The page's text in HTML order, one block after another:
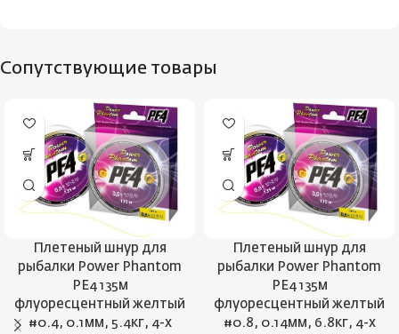
Сопутствующие товары
Плетеный шнур для
рыбалки Power Phantom
PE4 135м
флуоресцентный желтый
#0.4, 0.1мм, 5.4кг, 4-х
Плетеный шнур для
рыбалки Power Phantom
PE4 135м
флуоресцентный желтый
#0.8, 0.14мм, 6.8кг, 4-х